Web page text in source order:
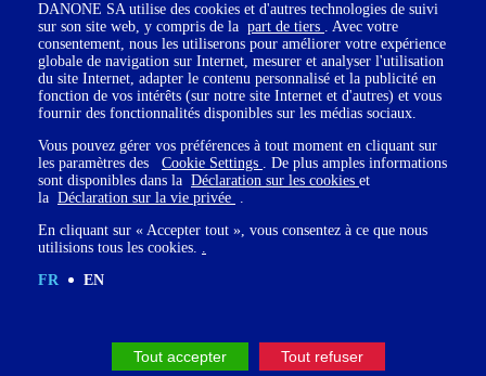
Créez des « moments EVE » dans les rituels d’équipe
Pourquoi pas inviter une fois par mois un·e expert·e à parler d’une
thématique qui vous aidera à porter un
regard décalé sur vos dossiers ? Pourquoi pas proposer à votre
prochain séminaire de cohésion ?
d’entreprises, de métiers, de secteurs.
DANONE SA utilise des cookies et d'autres technologies de suivi
sur son site web, y compris de la part de tiers . Avec votre
consentement, nous les utiliserons pour améliorer votre expérience
globale de navigation sur Internet, mesurer et analyser l'utilisation
du site Internet, adapter le contenu personnalisé et la publicité en
fonction de vos intérêts (sur notre site Internet et d'autres) et vous
fournir des fonctionnalités disponibles sur les médias sociaux.
Vous pouvez gérer vos préférences à tout moment en cliquant sur
les paramètres des Cookie Settings . De plus amples informations
sont disponibles dans la Déclaration sur les cookies et
la Déclaration sur la vie privée .
En cliquant sur « Accepter tout », vous consentez à ce que nous
utilisions tous les cookies. .
FR
EN
Tout accepter Tout refuser